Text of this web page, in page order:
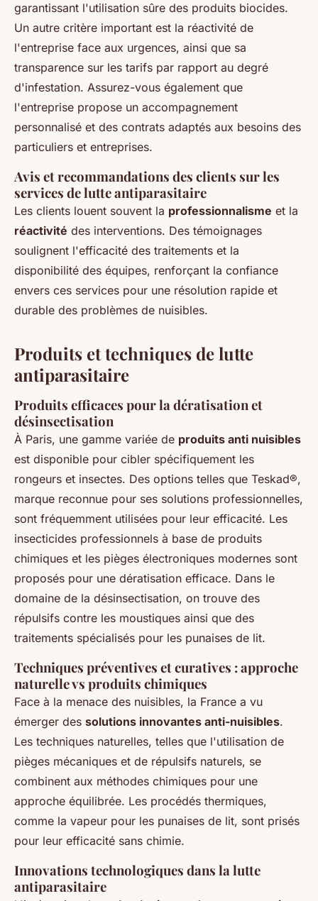
garantissant l'utilisation sûre des produits biocides.
Un autre critère important est la réactivité de
l'entreprise face aux urgences, ainsi que sa
transparence sur les tarifs par rapport au degré
d'infestation. Assurez-vous également que
l'entreprise propose un accompagnement
personnalisé et des contrats adaptés aux besoins des
particuliers et entreprises.
Avis et recommandations des clients sur les
services de lutte antiparasitaire
Les clients louent souvent la professionnalisme et la
réactivité des interventions. Des témoignages
soulignent l'efficacité des traitements et la
disponibilité des équipes, renforçant la confiance
envers ces services pour une résolution rapide et
durable des problèmes de nuisibles.
Produits et techniques de lutte
antiparasitaire
Produits efficaces pour la dératisation et
désinsectisation
À Paris, une gamme variée de produits anti nuisibles
est disponible pour cibler spécifiquement les
rongeurs et insectes. Des options telles que Teskad®,
marque reconnue pour ses solutions professionnelles,
sont fréquemment utilisées pour leur efficacité. Les
insecticides professionnels à base de produits
chimiques et les pièges électroniques modernes sont
proposés pour une dératisation efficace. Dans le
domaine de la désinsectisation, on trouve des
répulsifs contre les moustiques ainsi que des
traitements spécialisés pour les punaises de lit.
Techniques préventives et curatives : approche
naturelle vs produits chimiques
Face à la menace des nuisibles, la France a vu
émerger des solutions innovantes anti-nuisibles.
Les techniques naturelles, telles que l'utilisation de
pièges mécaniques et de répulsifs naturels, se
combinent aux méthodes chimiques pour une
approche équilibrée. Les procédés thermiques,
comme la vapeur pour les punaises de lit, sont prisés
pour leur efficacité sans chimie.
Innovations technologiques dans la lutte
antiparasitaire